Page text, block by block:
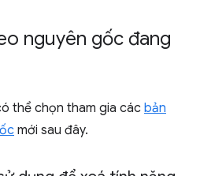
nguyên gốc đang
thể chọn tham gia các bản
mới sau đây.